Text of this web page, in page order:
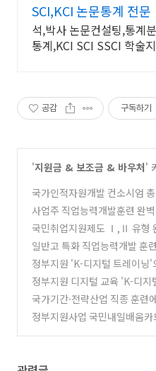
SCI,KCI 논문통계 전문
석,박사 논문컨설팅,통계
통계,KCI SCI SSCI 학술
공감 구독하기
'지원금 & 보조금 & 바우처'
국가인적자원개발 컨소시엄
사업주 직업능력개발훈련 완벽
국민취업지원제도 Ⅰ,Ⅱ 유형
일반고 특화 직업능력개발 훈
빠르게 다가가 보세요.
(2)
정부지원 'K-디지털 트레이닝'
술 분야에 취업해보세요 (0)
정부지원 디지털 교육 'K-디지
련'으로 시작하세요
(0)
국가기간·전략산업 직종 훈련
가요?
(0)
정부지원사업 국민내일배움